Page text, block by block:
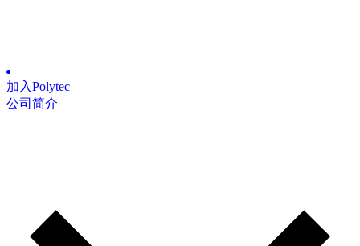
加入Polytec
公司简介